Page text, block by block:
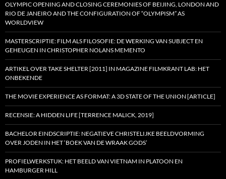
OLYMPIC OPENING AND CLOSING CEREMONIES OF BEIJING, LONDON AND
RIO DE JANEIRO AND THE CONFIGURATION OF “OLYMPISM” AS
WORLDVIEW
MASTERSCRIPTIE: FILM ALS FILOSOFIE: DE WERKING VAN SUBJECT EN
GEHEUGEN IN CHRISTOPHER NOLANS MEMENTO
ARTIKEL OVER TAKE SHELTER [2011] IN MAGAZINE FILMKRANT LAB: HET
ONBEKENDE
THE MOVIE EXPERIENCE AS FORMAT: A 3D STATE OF THE UNION [ARTICLE]
RECENSIE: A HIDDEN LIFE [TERRENCE MALICK, 2019]
BACHELOR EINDSCRIPTIE: NEGATIEVE CHRISTELIJKE BEELDVORMING
OVER JODEN IN HET ‘BOEK VAN DE WRAAK GODS’
PROFIELWERKSTUK: HET BEELD VAN VIETNAM IN PLATOON EN
HAMBURGER HILL